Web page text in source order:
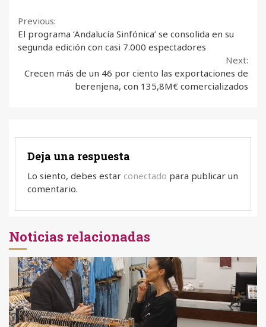
Continue
Reading
Previous:
El programa ‘Andalucía Sinfónica’ se consolida en su
segunda edición con casi 7.000 espectadores
Next:
Crecen más de un 46 por ciento las exportaciones de
berenjena, con 135,8M€ comercializados
Deja una respuesta
Lo siento, debes estar conectado para publicar un
comentario.
Noticias relacionadas